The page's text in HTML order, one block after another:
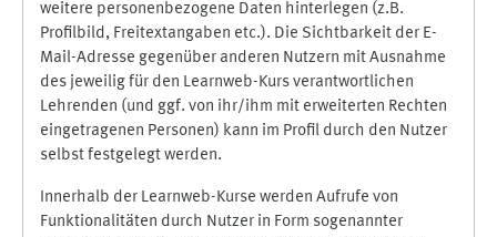
weitere personenbezogene Daten hinterlegen (z.B.
Profilbild, Freitextangaben etc.). Die Sichtbarkeit der E-
Mail-Adresse gegenüber anderen Nutzern mit Ausnahme
des jeweilig für den Learnweb-Kurs verantwortlichen
Lehrenden (und ggf. von ihr/ihm mit erweiterten Rechten
eingetragenen Personen) kann im Profil durch den Nutzer
selbst festgelegt werden.
Innerhalb der Learnweb-Kurse werden Aufrufe von
Funktionalitäten durch Nutzer in Form sogenannter